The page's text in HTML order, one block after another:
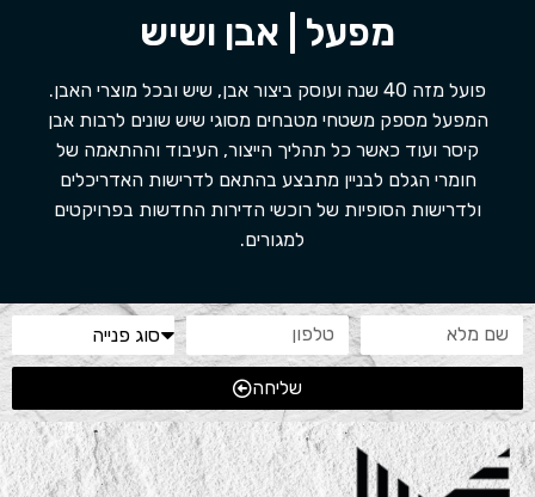
מפעל | אבן ושיש
פועל מזה 40 שנה ועוסק ביצור אבן, שיש ובכל מוצרי האבן.
המפעל מספק משטחי מטבחים מסוגי שיש שונים לרבות אבן
קיסר ועוד כאשר כל תהליך הייצור, העיבוד וההתאמה של
חומרי הגלם לבניין מתבצע בהתאם לדרישות האדריכלים
ולדרישות הסופיות של רוכשי הדירות החדשות בפרויקטים
למגורים.
שליחה